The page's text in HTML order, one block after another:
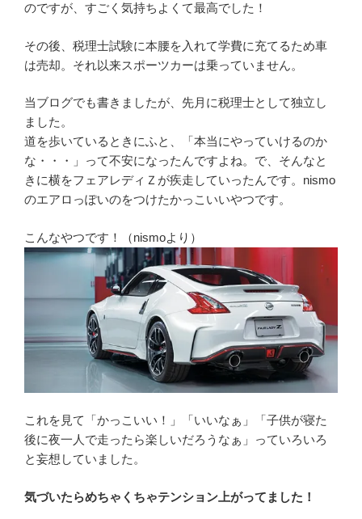
のですが、すごく気持ちよくて最高でした！
その後、税理士試験に本腰を入れて学費に充てるため車
は売却。それ以来スポーツカーは乗っていません。
当ブログでも書きましたが、先月に税理士として独立し
ました。
道を歩いているときにふと、「本当にやっていけるのか
な・・・」って不安になったんですよね。で、そんなと
きに横をフェアレディＺが疾走していったんです。nismo
のエアロっぽいのをつけたかっこいいやつです。
こんなやつです！（nismoより）
これを見て「かっこいい！」「いいなぁ」「子供が寝た
後に夜一人で走ったら楽しいだろうなぁ」っていろいろ
と妄想していました。
気づいたらめちゃくちゃテンション上がってました！